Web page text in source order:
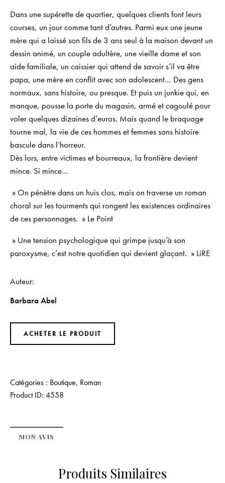
Dans une supérette de quartier, quelques clients font leurs
courses, un jour comme tant d’autres. Parmi eux une jeune
mère qui a laissé son fils de 3 ans seul à la maison devant un
dessin animé, un couple adultère, une vieille dame et son
aide familiale, un caissier qui attend de savoir s’il va être
papa, une mère en conflit avec son adolescent… Des gens
normaux, sans histoire, ou presque. Et puis un junkie qui, en
manque, pousse la porte du magasin, armé et cagoulé pour
voler quelques dizaines d’euros. Mais quand le braquage
tourne mal, la vie de ces hommes et femmes sans histoire
bascule dans l’horreur.
Dès lors, entre victimes et bourreaux, la frontière devient
mince. Si mince…
» On pénètre dans un huis clos, mais on traverse un roman
choral sur les tourments qui rongent les existences ordinaires
de ces personnages. » Le Point
» Une tension psychologique qui grimpe jusqu’à son
paroxysme, c’est notre quotidien qui devient glaçant. » LiRE
Auteur
Barbara Abel
ACHETER LE PRODUIT
Catégories : Boutique, Roman
Product ID: 4558
MON AVIS
Produits Similaires